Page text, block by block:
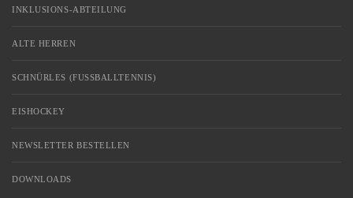
INKLUSIONS-ABTEILUNG
ALTE HERREN
SCHNÜRLES (FUSSBALLTENNIS)
EISHOCKEY
NEWSLETTER BESTELLEN
DOWNLOADS